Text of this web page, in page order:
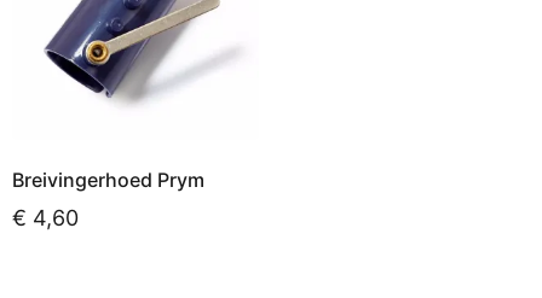
Breivingerhoed Prym
€ 4,60